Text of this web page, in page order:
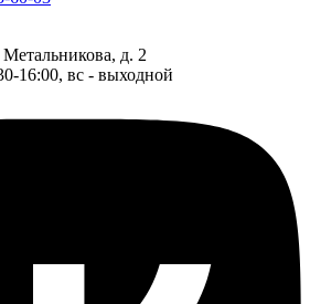
д. 2
16:00, вс - выходной